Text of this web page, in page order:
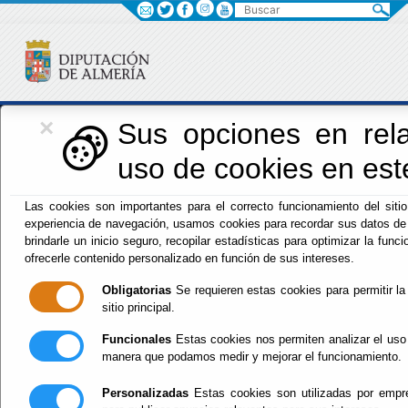
×
Sus opciones en
uso de cookies en
Las cookies son importantes para el correcto funcionamiento del
experiencia de navegación, usamos cookies para recordar sus datos
brindarle un inicio seguro, recopilar estadísticas para optimizar la
ofrecerle contenido personalizado en función de sus intereses.
Obligatorias Se requieren estas cookies para permitir
sitio principal.
Funcionales Estas cookies nos permiten analizar el
manera que podamos medir y mejorar el funcionamiento.
Personalizadas Estas cookies son utilizadas por
Iniciativas Europeas
Europedirectalmeria
Inicio
Buscar